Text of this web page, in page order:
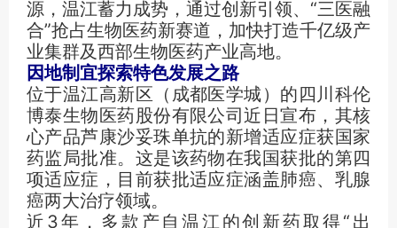
源，温江蓄力成势，通过创新引领、“三医融
合”抢占生物医药新赛道，加快打造千亿级产
业集群及西部生物医药产业高地。
因地制宜探索特色发展之路
位于温江高新区（成都医学城）的四川科伦
博泰生物医药股份有限公司近日宣布，其核
心产品芦康沙妥珠单抗的新增适应症获国家
药监局批准。这是该药物在我国获批的第四
项适应症，目前获批适应症涵盖肺癌、乳腺
癌两大治疗领域。
近3年，多款产自温江的创新药取得“出